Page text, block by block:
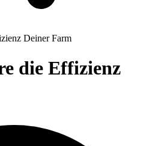
Deiner Farm
die Effizienz